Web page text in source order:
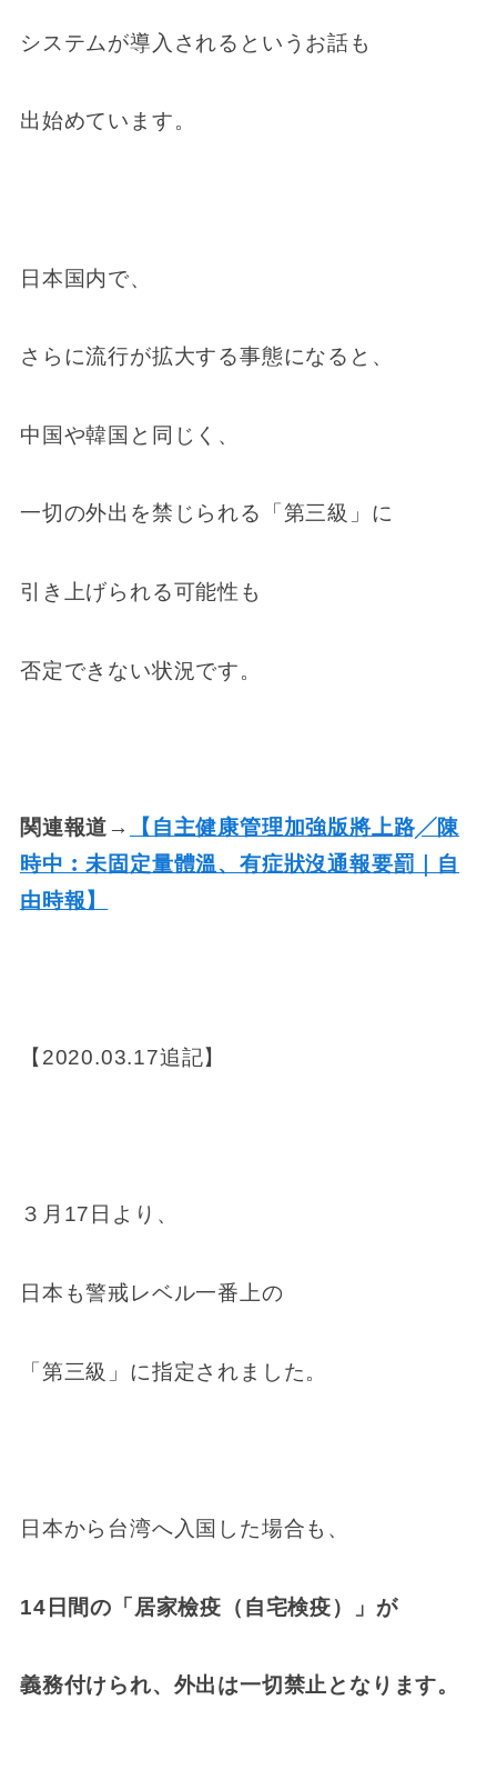
システムが導入されるというお話も
出始めています。
日本国内で、
さらに流行が拡大する事態になると、
中国や韓国と同じく、
一切の外出を禁じられる「第三級」に
引き上げられる可能性も
否定できない状況です。
関連報道→
【自主健康管理加強版將上路╱陳
時中︰未固定量體溫、有症狀沒通報要罰｜自
由時報】
【2020.03.17追記】
３月17日より、
日本も警戒レベル一番上の
「第三級」に指定されました。
日本から台湾へ入国した場合も、
14日間の「居家檢疫（自宅検疫）」が
義務付けられ、 外出は一切禁止となります。